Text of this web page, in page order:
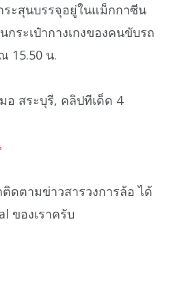
ะสุนบรรจุอยู่ในแม็กกาซีน
ระเป๋ากางเกงของคนขับรถ
15.50 น.
สระบุรี, คลิปทีเด็ด 4
ดตามข่าวสารวงการล้อ ได้
ของเราครับ